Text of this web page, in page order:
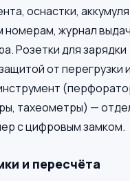
оснастки,
номерам, журнал
Розетки для зарядки
от перегрузки
тахеометры) —
с цифровым замком.
и пересчёта